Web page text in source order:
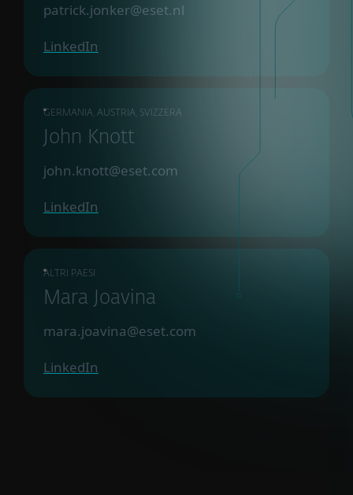
patrick.jonker@eset.nl
LinkedIn
GERMANIA, AUSTRIA, SVIZZERA
John Knott
john.knott@eset.com
LinkedIn
ALTRI PAESI
Mara Joavina
mara.joavina@eset.com
LinkedIn